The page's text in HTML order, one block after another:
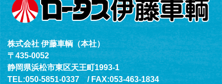
株式会社 伊藤車輌（本社）
〒435-0052
静岡県浜松市東区天王町1993-1
TEL:050-5851-0337 / FAX:053-463-1834